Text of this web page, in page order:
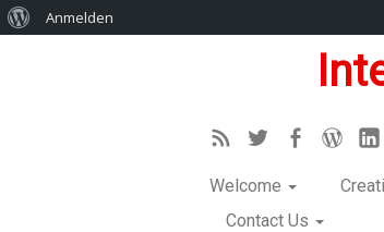
Welcome
Contact Us
Anmelden